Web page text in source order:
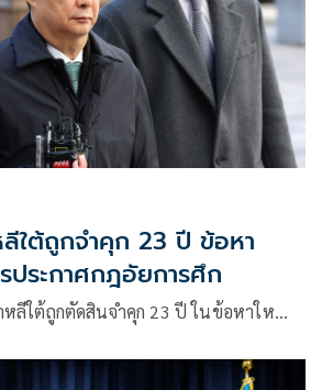
ใต้ถูกจำคุก 23 ปี ข้อหา
ประกาศกฎอัยการศึก
หลีใต้ถูกตัดสินจำคุก 23 ปี ในข้อหาให…